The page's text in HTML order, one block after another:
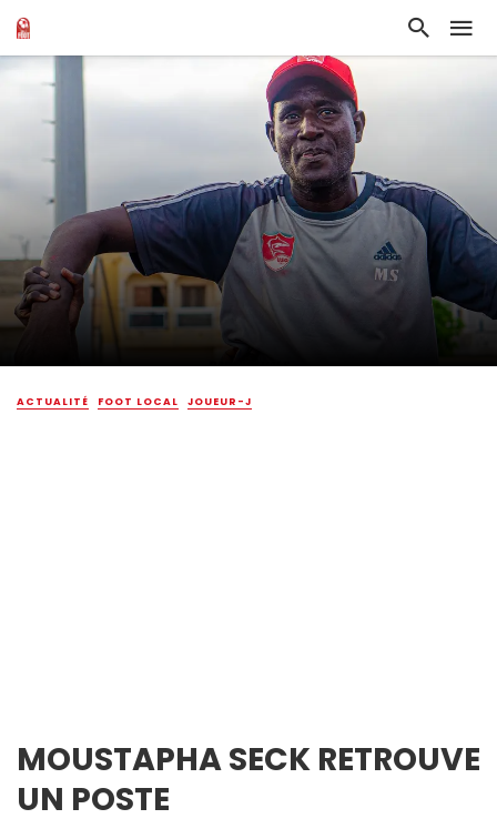
ACTUALITÉ FOOT LOCAL JOUEUR-J
MOUSTAPHA SECK RETROUVE
UN POSTE